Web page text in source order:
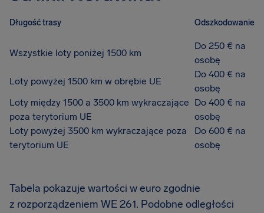
Długość trasy Odszkodowanie
Wszystkie loty poniżej 1500 km
Do 250 € na
osobę
Loty powyżej 1500 km w obrębie UE
Do 400 € na
osobę
Loty między 1500 a 3500 km wykraczające
poza terytorium UE
Do 400 € na
osobę
Loty powyżej 3500 km wykraczające poza
terytorium UE
Do 600 € na
osobę
Tabela pokazuje wartości w euro zgodnie
z rozporządzeniem WE 261. Podobne odległości